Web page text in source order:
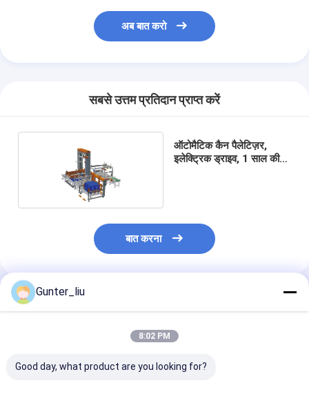
अब बात करो
सबसे उत्तम प्रतिदान प्राप्त करें
ऑटोमैटिक कैन पैलेटिज़र,
इलेक्ट्रिक ड्राइव, 1 साल की
बात करना
अनुशंसित उत्पाद
Gunter_liu
8:02 PM
Good day, what product are you looking for?